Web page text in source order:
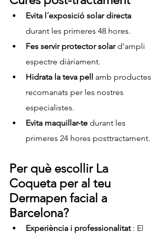
Evita l´exposició solar directa
durant les primeres 48 hores.
Fes servir protector solar d'ampli
espectre diàriament.
Hidrata la teva pell amb productes
recomanats per les nostres
especialistes.
Evita maquillar-te durant les
primeres 24 hores posttractament.
Per què escollir La
Coqueta per al teu
Dermapen facial a
Barcelona?
Experiència i professionalitat : El